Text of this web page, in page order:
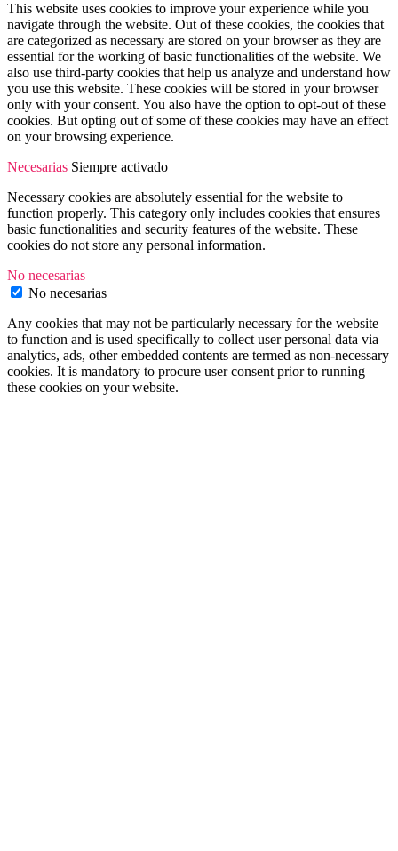
This website uses cookies to improve your experience while you
navigate through the website. Out of these cookies, the cookies that
are categorized as necessary are stored on your browser as they are
essential for the working of basic functionalities of the website. We
also use third-party cookies that help us analyze and understand how
you use this website. These cookies will be stored in your browser
only with your consent. You also have the option to opt-out of these
cookies. But opting out of some of these cookies may have an effect
on your browsing experience.
Necesarias Siempre activado
Necessary cookies are absolutely essential for the website to
function properly. This category only includes cookies that ensures
basic functionalities and security features of the website. These
cookies do not store any personal information.
No necesarias
No necesarias
Any cookies that may not be particularly necessary for the website
to function and is used specifically to collect user personal data via
analytics, ads, other embedded contents are termed as non-necessary
cookies. It is mandatory to procure user consent prior to running
these cookies on your website.